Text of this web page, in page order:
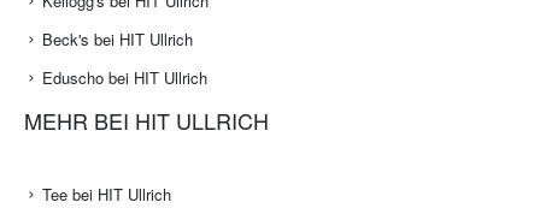
Beck's bei HIT Ullrich
Eduscho bei HIT Ullrich
MEHR BEI HIT ULLRICH
Tee bei HIT Ullrich